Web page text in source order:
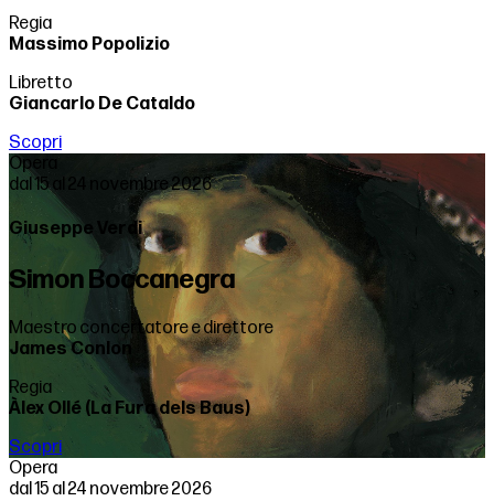
Regia
Massimo Popolizio
Libretto
Giancarlo De Cataldo
Scopri
Opera
dal 15 al 24 novembre 2026
Giuseppe Verdi
Simon Boccanegra
Maestro concertatore e direttore
James Conlon
Regia
Àlex Ollé (La Fura dels Baus)
Scopri
Opera
dal 15 al 24 novembre 2026